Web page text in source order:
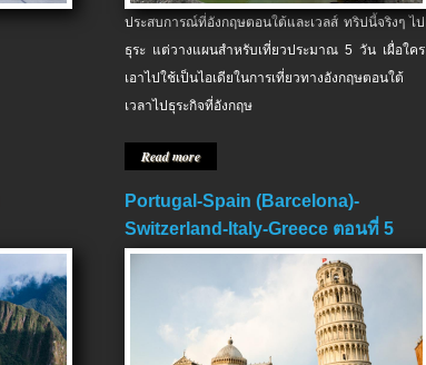
ประสบการณ์ที่อังกฤษตอนใต้และเวลส์ ทริปนี้จริงๆ ไป
ธุระ แต่วางแผนสำหรับเที่ยวประมาณ 5 วัน เผื่อใคร
เอาไปใช้เป็นไอเดียในการเที่ยวทางอังกฤษตอนใต้
เวลาไปธุระกิจที่อังกฤษ
Read more
Portugal-Spain (Barcelona)-
Switzerland-Italy-Greece ตอนที่ 5